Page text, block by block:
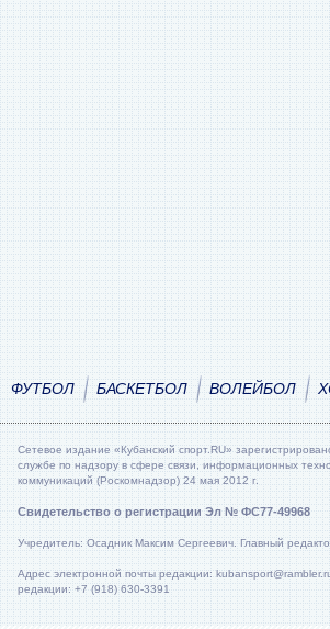
ФУТБОЛ БАСКЕТБОЛ ВОЛЕЙБОЛ
Сетевое издание «Кубанский спорт.RU»
службе по надзору в сфере связи, информационных
коммуникаций (Роскомнадзор) 24 мая 2012 г.
Свидетельство о регистрации Эл № ФС77-49968
Учредитель: Осадник Максим Сергеевич. Главный
Адрес электронной почты редакции:
редакции: +7 (918) 630-3391